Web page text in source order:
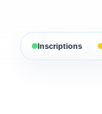
Inscriptions